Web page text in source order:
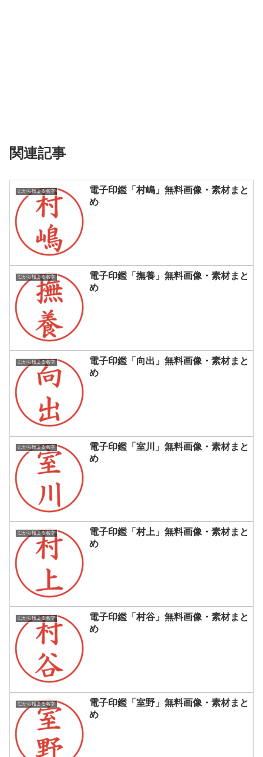
関連記事
むから始まる名字
電子印鑑「村嶋」無料画像・素材まと
め
むから始まる名字
電子印鑑「撫養」無料画像・素材まと
め
むから始まる名字
電子印鑑「向出」無料画像・素材まと
め
むから始まる名字
電子印鑑「室川」無料画像・素材まと
め
むから始まる名字
電子印鑑「村上」無料画像・素材まと
め
むから始まる名字
電子印鑑「村谷」無料画像・素材まと
め
むから始まる名字
電子印鑑「室野」無料画像・素材まと
め